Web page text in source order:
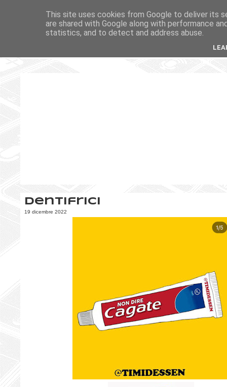
Dentifrici
19 dicembre 2022
This site uses cookies from Google to deliver its
are shared with Google along with performance
statistics, and to detect and address abuse.